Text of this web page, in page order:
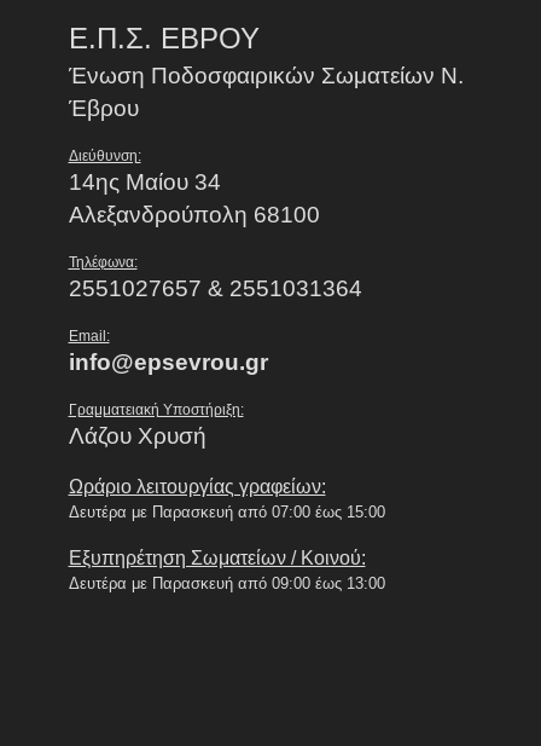
Ε.Π.Σ. ΕΒΡΟΥ
Ένωση Ποδοσφαιρικών Σωματείων Ν.
Έβρου
Διεύθυνση:
14ης Μαίου 34
Αλεξανδρούπολη 68100
Τηλέφωνα:
2551027657 & 2551031364
Email:
info@epsevrou.gr
Γραμματειακή Υποστήριξη:
Λάζου Χρυσή
Ωράριο λειτουργίας γραφείων:
Δευτέρα με Παρασκευή από 07:00 έως 15:00
Εξυπηρέτηση Σωματείων / Κοινού:
Δευτέρα με Παρασκευή από 09:00 έως 13:00